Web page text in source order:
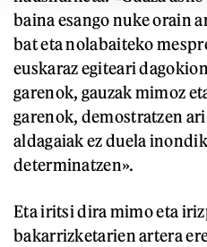
baina esango nuke orain
bat eta nolabaiteko
euskaraz egiteari
garenok, gauzak mimoz
garenok, demostratzen
aldagaiak ez duela
determinatzen».
Eta iritsi dira mimo eta
bakarrizketarien artera